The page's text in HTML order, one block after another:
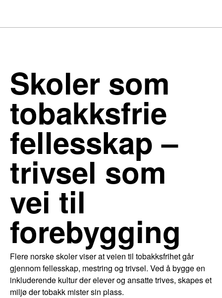
Skoler som
tobakksfrie
fellesskap –
trivsel som
vei til
forebygging
Flere norske skoler viser at veien til tobakksfrihet går
gjennom fellesskap, mestring og trivsel. Ved å bygge en
inkluderende kultur der elever og ansatte trives, skapes et
miljø der tobakk mister sin plass.